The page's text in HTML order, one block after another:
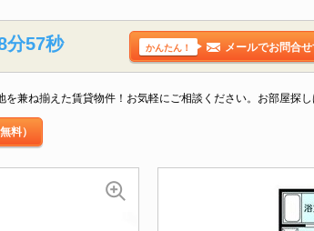
分56秒 かんたん！ メールでお問合せ
兼ね揃えた賃貸物件！お気軽にご相談ください。お部屋探
料）